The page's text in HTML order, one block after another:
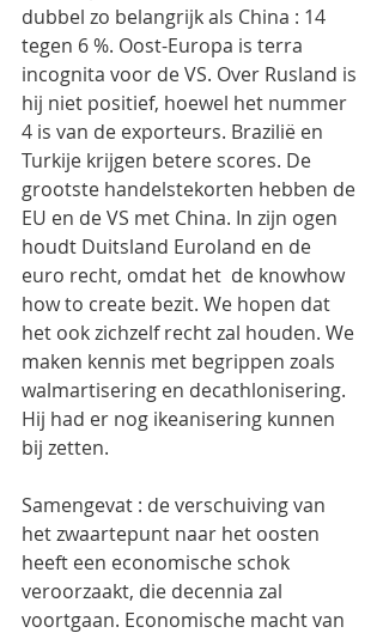
dubbel zo belangrijk als China : 14
tegen 6 %. Oost-Europa is terra
incognita voor de VS. Over Rusland is
hij niet positief, hoewel het nummer
4 is van de exporteurs. Brazilië en
Turkije krijgen betere scores. De
grootste handelstekorten hebben de
EU en de VS met China. In zijn ogen
houdt Duitsland Euroland en de
euro recht, omdat het  de knowhow
how to create bezit. We hopen dat
het ook zichzelf recht zal houden. We
maken kennis met begrippen zoals
walmartisering en decathlonisering.
Hij had er nog ikeanisering kunnen
bij zetten.
Samengevat : de verschuiving van
het zwaartepunt naar het oosten
heeft een economische schok
veroorzaakt, die decennia zal
voortgaan. Economische macht van